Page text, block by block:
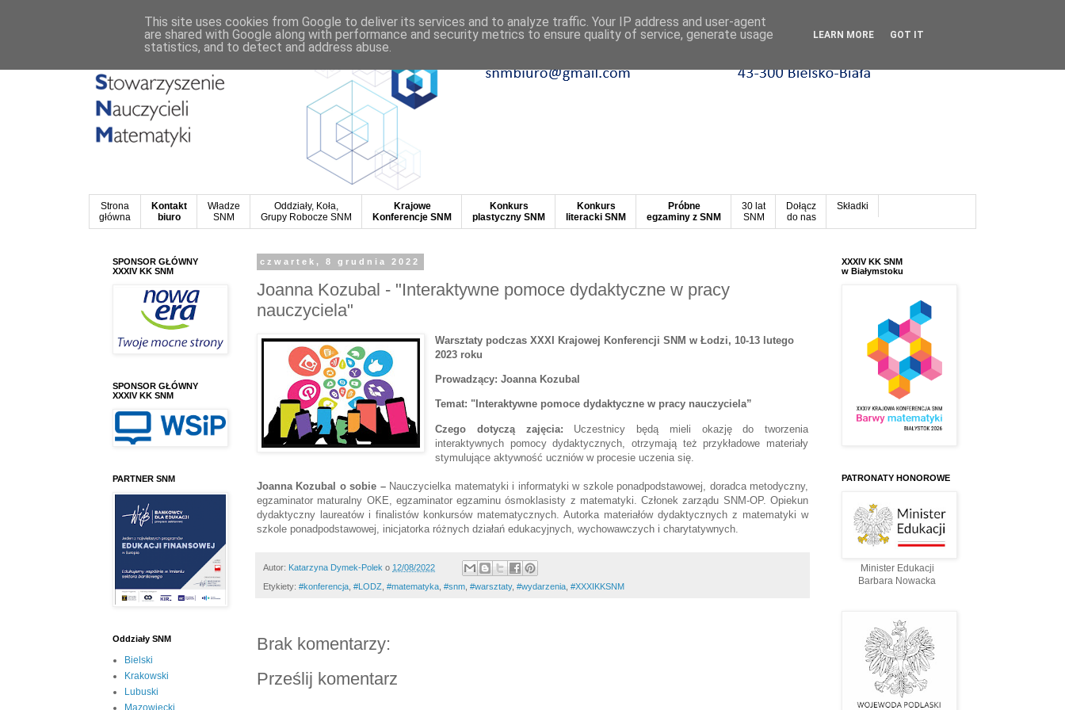
Strona
główna
Kontakt
biuro
Władze
SNM
Oddziały, Koła,
Grupy Robocze SNM
Krajowe
Konferencje SNM
Konkurs
plastyczny SNM
Konkurs
literacki SNM
Próbne
egzaminy z SNM
30 lat
SNM
Dołącz
do nas
Składki
czwartek, 8 grudnia 2022
Joanna Kozubal - "Interaktywne pomoce dydaktyczne w pracy
nauczyciela"
Warsztaty podczas XXXI Krajowej Konferencji SNM w Łodzi, 10-13 lutego
2023 roku
Prowadzący: Joanna Kozubal
Temat: "Interaktywne pomoce dydaktyczne w pracy nauczyciela”
Czego dotyczą zajęcia: Uczestnicy będą mieli okazję do tworzenia
interaktywnych pomocy dydaktycznych, otrzymają też przykładowe materiały
stymulujące aktywność uczniów w procesie uczenia się.
Joanna Kozubal o sobie – Nauczycielka matematyki i informatyki w szkole ponadpodstawowej, doradca metodyczny,
egzaminator maturalny OKE, egzaminator egzaminu ósmoklasisty z matematyki. Członek zarządu SNM-OP. Opiekun
dydaktyczny laureatów i finalistów konkursów matematycznych. Autorka materiałów dydaktycznych z matematyki w
szkole ponadpodstawowej, inicjatorka różnych działań edukacyjnych, wychowawczych i charytatywnych.
Autor: Katarzyna Dymek-Polek o 12/08/2022
Etykiety: #konferencja #LODZ #‎matematyka‬ #snm #warsztaty, #wydarzenia #XXXIKKSNM
Brak komentarzy:
Prześlij komentarz
SPONSOR GŁÓWNY
XXXIV KK SNM
SPONSOR GŁÓWNY
XXXIV KK SNM
PARTNER SNM
Oddziały SNM
Bielski
Krakowski
Lubuski
XXXIV KK SNM
w Białymstoku
PATRONATY HONOROWE
Minister Edukacji
Barbara Nowacka
This site uses cookies from Google to deliver its services and to analyze traffic. Your IP address and user-agent
are shared with Google along with performance and security metrics to ensure quality of service, generate usage
statistics, and to detect and address abuse.
LEARN MORE GOT IT